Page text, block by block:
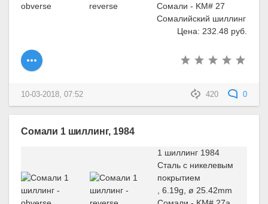
Сомали - KM# 27
Сомалийский шиллинг
Цена: 232.48 руб.
420 0
10-03-2018, 07:52
Сомали 1 шиллинг, 1984
1 шиллинг 1984
Сталь с никелевым
покрытием
, 6.19g, ø 25.42mm